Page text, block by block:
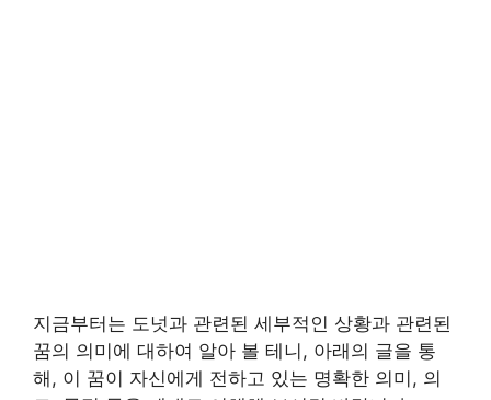
지금부터는 도넛과 관련된 세부적인 상황과 관련된
꿈의 의미에 대하여 알아 볼 테니, 아래의 글을 통
해, 이 꿈이 자신에게 전하고 있는 명확한 의미, 의